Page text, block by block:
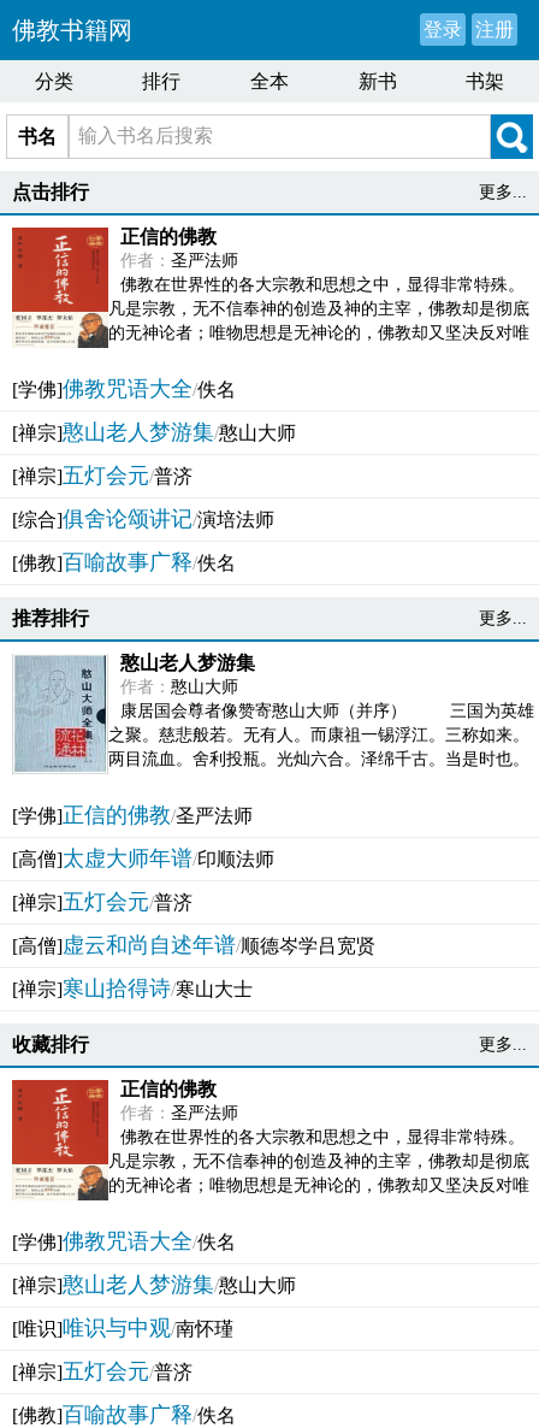
佛教书籍网 登录 注册
分类 排行 全本 新书 书架
书名
点击排行 更多...
正信的佛教
作者： 圣严法师
佛教在世界性的各大宗教和思想之中，显得非常特殊。
凡是宗教，无不信奉神的创造及神的主宰，佛教却是彻底
的无神论者；唯物思想是无神论的，佛教却又坚决反对唯
[学佛]佛教咒语大全/佚名
[禅宗]憨山老人梦游集/憨山大师
[禅宗]五灯会元/普济
[综合]俱舍论颂讲记/演培法师
[佛教]百喻故事广释/佚名
推荐排行 更多...
憨山老人梦游集
作者： 憨山大师
康居国会尊者像赞寄憨山大师（并序） 三国为英雄
之聚。慈悲般若。无有人。而康祖一锡浮江。三称如来。
两目流血。舍利投瓶。光灿六合。泽绵千古。当是时也。
[学佛]正信的佛教/圣严法师
[高僧]太虚大师年谱/印顺法师
[禅宗]五灯会元/普济
[高僧]虚云和尚自述年谱/顺德岑学吕宽贤
[禅宗]寒山拾得诗/寒山大士
收藏排行 更多...
正信的佛教
作者： 圣严法师
佛教在世界性的各大宗教和思想之中，显得非常特殊。
凡是宗教，无不信奉神的创造及神的主宰，佛教却是彻底
的无神论者；唯物思想是无神论的，佛教却又坚决反对唯
[学佛]佛教咒语大全/佚名
[禅宗]憨山老人梦游集/憨山大师
[唯识]唯识与中观/南怀瑾
[禅宗]五灯会元/普济
[佛教]百喻故事广释/佚名